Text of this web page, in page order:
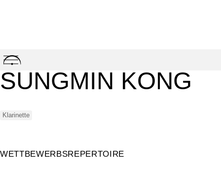
Skip
to
content
SUNGMIN KONG
Klarinette
WETTBEWERBSREPERTOIRE